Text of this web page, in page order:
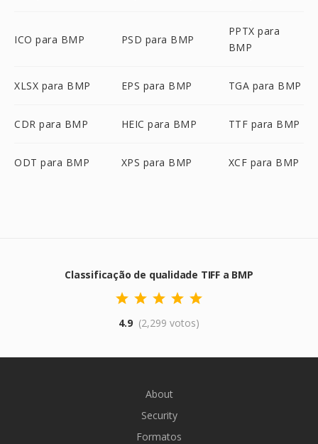
ICO para BMP PSD para BMP
PPTX para
BMP
XLSX para BMP EPS para BMP TGA para BMP
CDR para BMP HEIC para BMP TTF para BMP
ODT para BMP XPS para BMP XCF para BMP
Classificação de qualidade TIFF a BMP
4.9 (2,299 votos)
About
Security
Formatos